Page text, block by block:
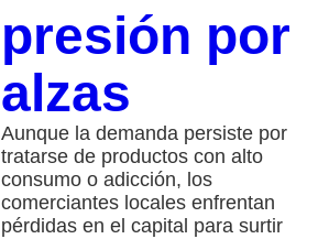
presión por
alzas
Aunque la demanda persiste por
tratarse de productos con alto
consumo o adicción, los
comerciantes locales enfrentan
pérdidas en el capital para surtir